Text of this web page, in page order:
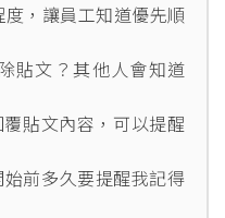
，讓員工知道優先順
貼文？其他人會知道
貼文內容，可以提醒
前多久要提醒我記得